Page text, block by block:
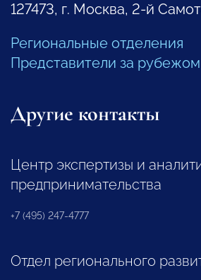
127473, г. Москва, 2-й
Региональные отделения
Представители за рубежом
Другие контакты
Центр экспертизы и
предпринимательства
+7 (495) 247-4777
Отдел регионального